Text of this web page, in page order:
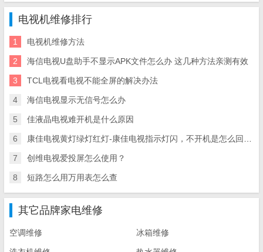
电视机维修排行
1 电视机维修方法
2 海信电视U盘助手不显示APK文件怎么办 这几种方法亲测有效
3 TCL电视看电视不能全屏的解决办法
4 海信电视显示无信号怎么办
5 佳液晶电视难开机是什么原因
6 康佳电视黄灯绿灯红灯-康佳电视指示灯闪，不开机是怎么回事呀
7 创维电视爱投屏怎么使用？
8 短路怎么用万用表怎么查
其它品牌家电维修
空调维修 冰箱维修